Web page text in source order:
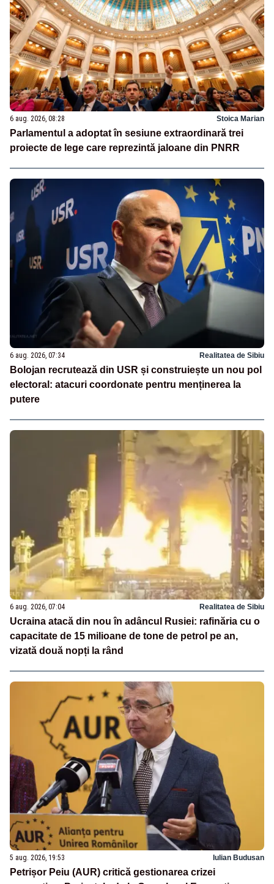
6 aug. 2026, 08:28 Stoica Marian
Parlamentul a adoptat în sesiune extraordinară trei
proiecte de lege care reprezintă jaloane din PNRR
6 aug. 2026, 07:34 Realitatea de Sibiu
Bolojan recrutează din USR și construiește un nou pol
electoral: atacuri coordonate pentru menținerea la
putere
6 aug. 2026, 07:04 Realitatea de Sibiu
Ucraina atacă din nou în adâncul Rusiei: rafinăria cu o
capacitate de 15 milioane de tone de petrol pe an,
vizată două nopți la rând
5 aug. 2026, 19:53 Iulian Budusan
Petrișor Peiu (AUR) critică gestionarea crizei